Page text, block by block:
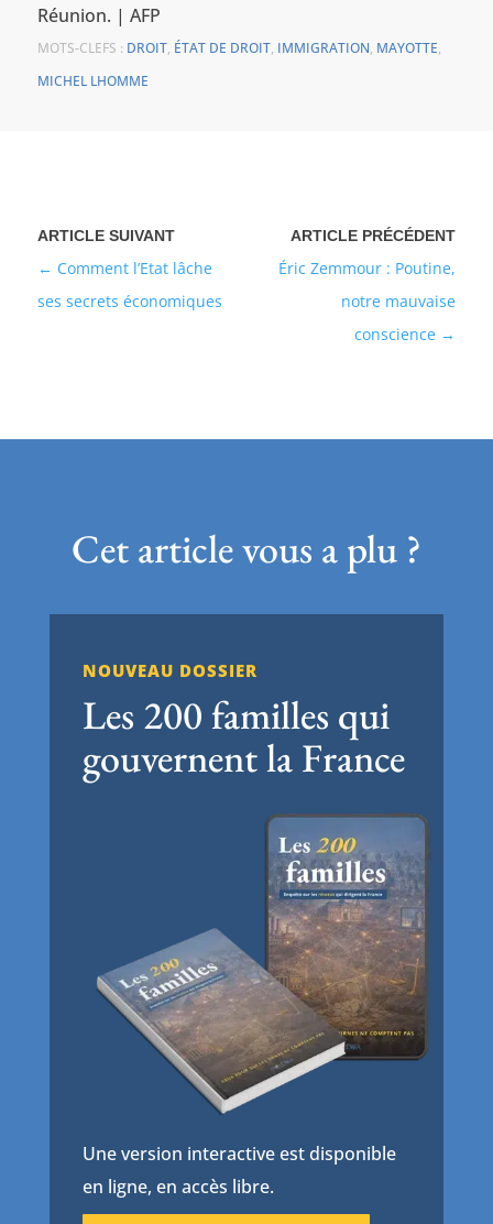
Réunion. | AFP
MOTS-CLEFS : DROIT, ÉTAT DE DROIT, IMMIGRATION, MAYOTTE,
MICHEL LHOMME
Éric Zemmour : Poutine,
notre mauvaise
conscience
Comment l’Etat lâche
ses secrets économiques
Cet article vous a plu ?
NOUVEAU DOSSIER
Les 200 familles qui
gouvernent la France
Une version interactive est disponible
en ligne, en accès libre.